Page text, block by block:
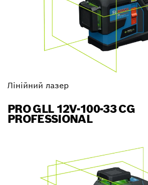
Лінійний лазер
PRO GLL 12V-100-33 CG
PROFESSIONAL